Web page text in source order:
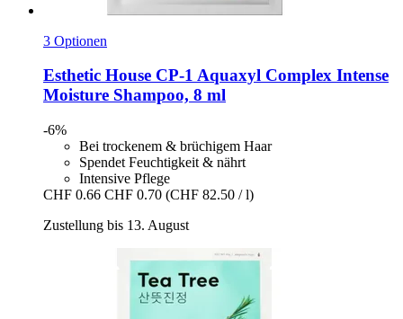
3 Optionen
Esthetic House CP-​1 Aquaxyl Complex Intense
Moisture Shampoo, 8 ml
-6%
Bei trockenem & brüchigem Haar
Spendet Feuchtigkeit & nährt
Intensive Pflege
CHF 0.66 CHF 0.70 (CHF 82.50 / l)
Zustellung bis 13. August